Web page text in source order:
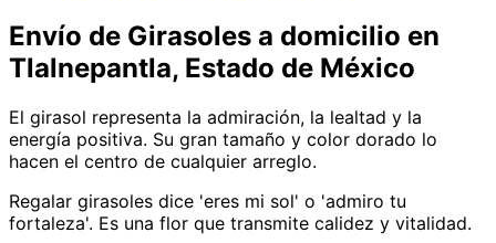
Envío de Girasoles a domicilio en
Tlalnepantla, Estado de México
El girasol representa la admiración, la lealtad y la
energía positiva. Su gran tamaño y color dorado lo
hacen el centro de cualquier arreglo.
Regalar girasoles dice 'eres mi sol' o 'admiro tu
fortaleza'. Es una flor que transmite calidez y vitalidad.